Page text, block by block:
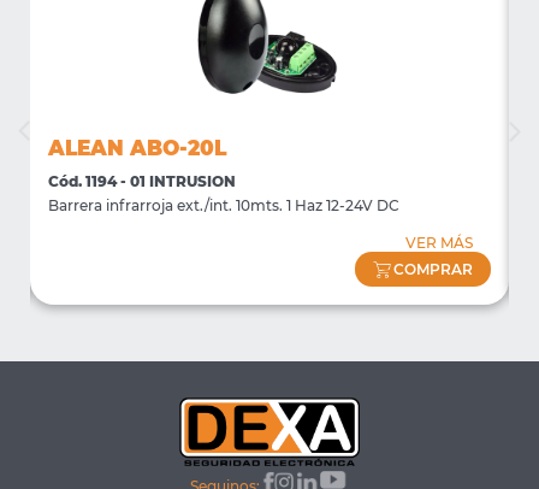
ALEAN ABO-20L
Cód. 1194 - 01 INTRUSION
Barrera infrarroja ext./int. 10mts. 1 Haz 12-24V DC
VER MÁS
COMPRAR